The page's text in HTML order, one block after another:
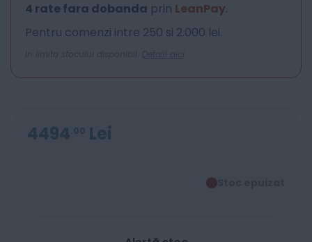
4 rate fara dobanda prin LeanPay.
Pentru comenzi intre 250 si 2.000 lei.
In limita stocului disponibil. Detalii aici
4494 00 Lei